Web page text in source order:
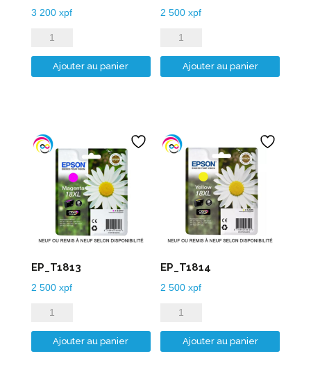
3 200 xpf
quantité
de
EP_T1292
Ajouter au panier
2 500xpf
quantité
de
EP_T1812
Ajouter au panier
EP_T1813
2 500 xpf
quantité
de
EP_T1813
Ajouter au panier
EP_T1814
2 500xpf
quantité
de
EP_T1814
Ajouter au panier